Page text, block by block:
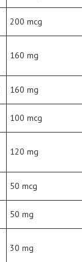
200 mcg
160 mg
160 mg
100 mcg
120 mg
50 mcg
50 mg
30 mg